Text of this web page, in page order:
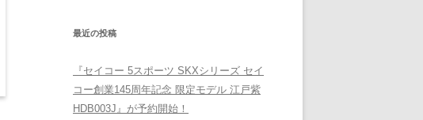
最近の投稿
『セイコー 5スポーツ SKXシリーズ セイ
コー創業145周年記念 限定モデル 江戸紫
HDB003J』が予約開始！